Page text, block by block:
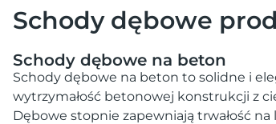
Schody dębowe
Schody dębowe na beton
Schody dębowe na beton to solidne i
wytrzymałość betonowej konstrukcji z
Dębowe stopnie zapewniają trwałość